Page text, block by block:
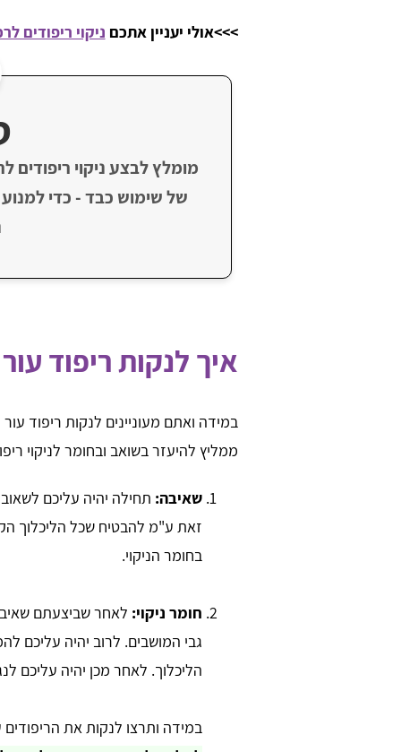
>>>אולי יעניין אתכם ניקוי ריפודים
מומלץ לבצע ניקוי
של שימוש כבד - כדי
איך לנקות ריפוד
במידה ואתם מעוניינים לנקות ריפוד
ממליץ להיעזר בשואב ובחומר לניקוי
שאיבה: תחילה יהיה עליכם
זאת ע"מ להבטיח שכל הליכלוך
בחומר הניקוי.
חומר ניקוי: לאחר שביצעתם
גבי המושבים. לרוב יהיה עליכם
הליכלוך. לאחר מכן יהיה עליכם
במידה ותרצו לנקות את